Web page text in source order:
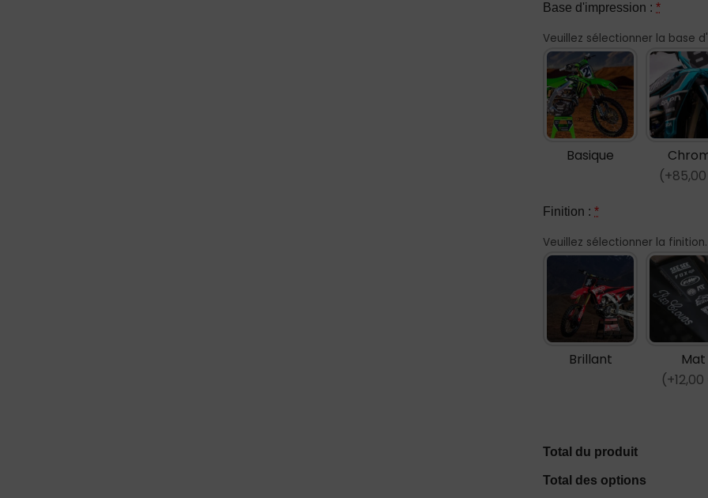
Base d'impression : *
Veuillez sélectionner la base
Basique
Finition : *
Veuillez sélectionner la finition.
Brillant
Mat
Total du produit
Total des options